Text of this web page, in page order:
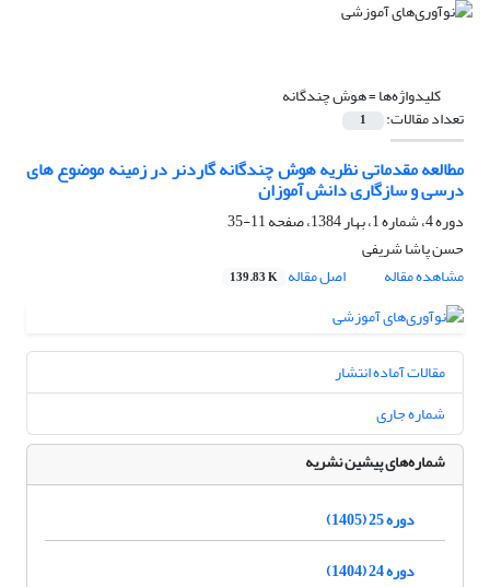
کلیدواژه‌ها =هوش چندگانه
تعداد مقالات: 1
مطالعه مقدماتی نظریه هوش چندگانه گاردنر در زمینه موضوع های
درسی و سازگاری دانش آموزان
دوره 4، شماره 1، بهار 1384، صفحه
11-35
حسن پاشا شریفی
مشاهده مقاله
اصل مقاله 139.83 K
مقالات آماده انتشار
شماره جاری
شماره‌های پیشین نشریه
دوره 25 (1405)
دوره 24 (1404)